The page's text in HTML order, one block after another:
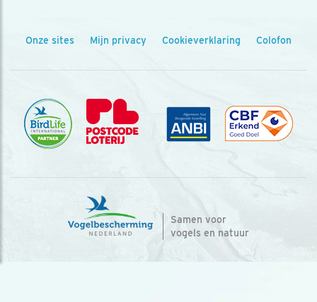
Onze sites Mijn privacy Cookieverklaring Colofon
Samen voor
vogels en natuur